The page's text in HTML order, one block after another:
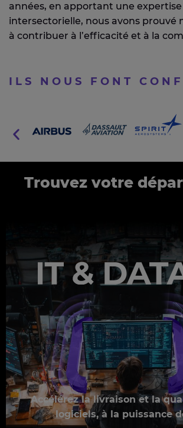
années, en apportant une expertise
intersectorielle, nous avons prouvé
à contribuer à l’efficacité et à la
ILS NOUS FONT
Trouvez votre
Accélérez la livraison et la
logiciels, à la puissance